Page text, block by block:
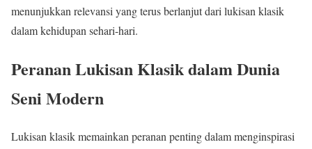
menunjukkan relevansi yang terus berlanjut dari lukisan klasik
dalam kehidupan sehari-hari.
Peranan Lukisan Klasik dalam Dunia
Seni Modern
Lukisan klasik memainkan peranan penting dalam menginspirasi